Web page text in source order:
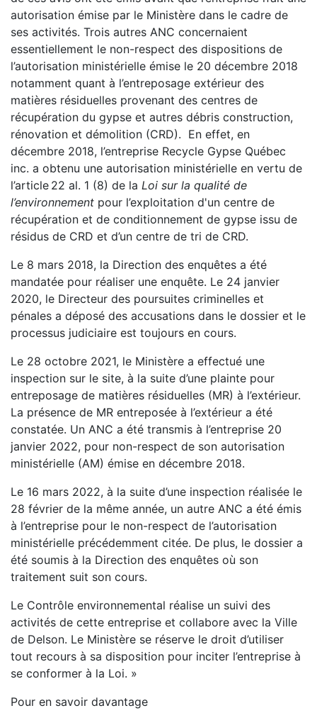
autorisation émise par le Ministère dans le cadre de
ses activités. Trois autres ANC concernaient
essentiellement le non-respect des dispositions de
l’autorisation ministérielle émise le 20 décembre 2018
notamment quant à l’entreposage extérieur des
matières résiduelles provenant des centres de
récupération du gypse et autres débris construction,
rénovation et démolition (CRD). En effet, en
décembre 2018, l’entreprise Recycle Gypse Québec
inc. a obtenu une autorisation ministérielle en vertu de
l’article 22 al. 1 (8) de la Loi sur la qualité de
l’environnement pour l’exploitation d'un centre de
récupération et de conditionnement de gypse issu de
résidus de CRD et d’un centre de tri de CRD.
Le 8 mars 2018, la Direction des enquêtes a été
mandatée pour réaliser une enquête. Le 24 janvier
2020, le Directeur des poursuites criminelles et
pénales a déposé des accusations dans le dossier et le
processus judiciaire est toujours en cours.
Le 28 octobre 2021, le Ministère a effectué une
inspection sur le site, à la suite d’une plainte pour
entreposage de matières résiduelles (MR) à l’extérieur.
La présence de MR entreposée à l’extérieur a été
constatée. Un ANC a été transmis à l’entreprise 20
janvier 2022, pour non-respect de son autorisation
ministérielle (AM) émise en décembre 2018.
Le 16 mars 2022, à la suite d’une inspection réalisée le
28 février de la même année, un autre ANC a été émis
à l’entreprise pour le non-respect de l’autorisation
ministérielle précédemment citée. De plus, le dossier a
été soumis à la Direction des enquêtes où son
traitement suit son cours.
Le Contrôle environnemental réalise un suivi des
activités de cette entreprise et collabore avec la Ville
de Delson. Le Ministère se réserve le droit d’utiliser
tout recours à sa disposition pour inciter l’entreprise à
se conformer à la Loi. »
Pour en savoir davantage